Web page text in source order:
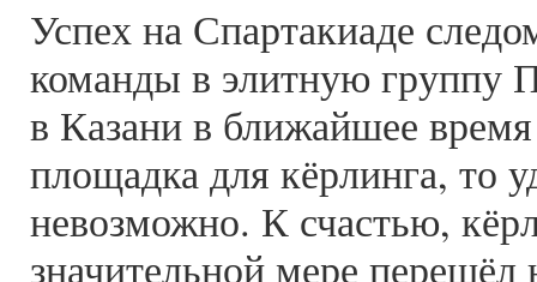
Успех на Спартакиаде
команды в элитную группу
в Казани в ближайшее
площадка для кёрлинга, то
невозможно. К счастью,
значительной мере